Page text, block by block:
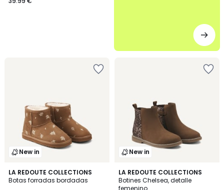
New in
LA REDOUTE COLLECTIONS
Botas forradas bordadas
New in
LA REDOUTE COLLECTIONS
Botines Chelsea, detalle
femenino
2
Colores